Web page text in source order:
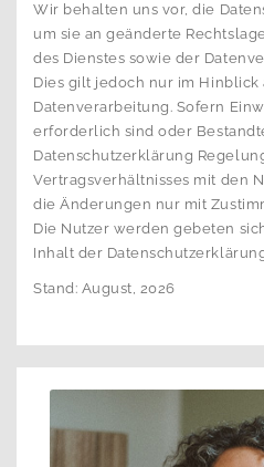
Wir behalten uns vor, die
um sie an geänderte
des Dienstes sowie der
Dies gilt jedoch nur im
Datenverarbeitung. Sofern
erforderlich sind oder
Datenschutzerklärung
Vertragsverhältnisses mit den
die Änderungen nur mit
Die Nutzer werden gebeten
Inhalt der
Stand: August, 2026